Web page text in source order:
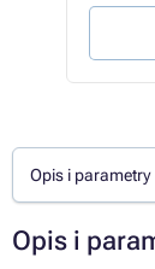
Opis i parametry
Opis i